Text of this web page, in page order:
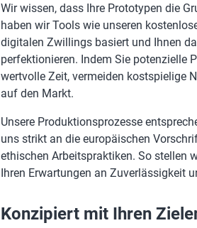
Wir wissen, dass Ihre Prototypen die
haben wir Tools wie unseren
digitalen Zwillings basiert und Ihnen
perfektionieren. Indem Sie potenzielle
wertvolle Zeit, vermeiden kostspielige
auf den Markt.
Unsere Produktionsprozesse
uns strikt an die europäischen
ethischen Arbeitspraktiken. So stellen
Ihren Erwartungen an Zuverlässigkeit
Konzipiert mit Ihren